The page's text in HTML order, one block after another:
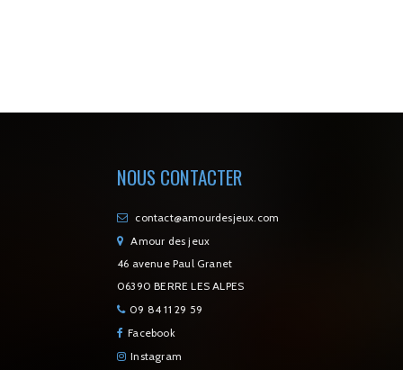
NOUS CONTACTER
contact@amourdesjeux.com
Amour des jeux
46 avenue Paul Granet
06390 BERRE LES ALPES
09 84 11 29 59
Facebook
Instagram